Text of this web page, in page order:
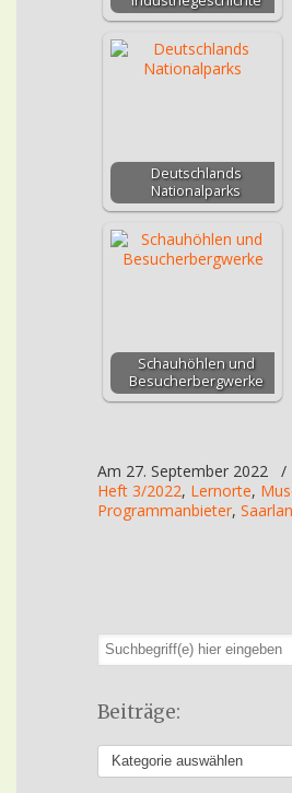
Deutschlands
Nationalparks
Schauhöhlen und
Besucherbergwerke
Am 27. September 2022
/
Heft 3/2022, Lernorte,
Programmanbieter,
Beiträge: